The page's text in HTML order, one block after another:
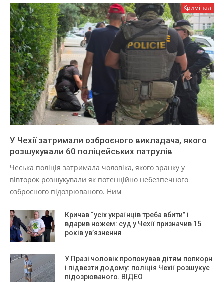
Кримінал
У Чехії затримали озброєного викладача, якого
розшукували 60 поліцейських патрулів
Чеська поліція затримала чоловіка, якого зранку у
вівторок розшукували як потенційно небезпечного
озброєного підозрюваного. Ним
Кричав “усіх українців треба вбити” і
вдарив ножем: суд у Чехії призначив 15
років ув’язнення
У Празі чоловік пропонував дітям попкорн
і підвезти додому: поліція Чехії розшукує
підозрюваного. ВІДЕО